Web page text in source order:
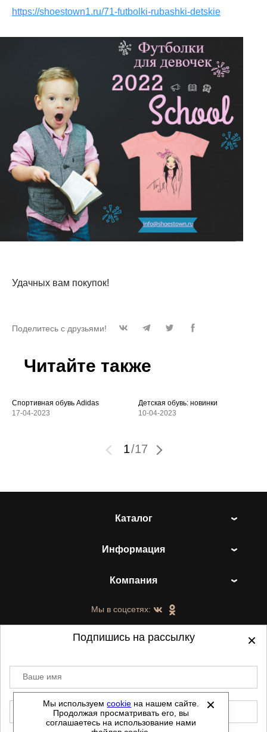
https://shoestown1.ru/71-futbolki-rubashki-detskie
Удачных вам покупок!
Поделитесь с друзьями!
Читайте также
Спортивная обувь Adidas
17-04-2023
Детская обувь: новинки
10-04-2023
1/17
Каталог
Информация
Компания
Мы в соцсетях:
©2021-2026 - ShoesTown.ru - все права
защищены.
Данный сайт не является интернет магазином и
не является публичной офертой.
Мы используемcookie на нашем сайте.
Продолжая просматривать его, вы
соглашаетесь на использование нами
Подпишись на рассылку
Ваше имя